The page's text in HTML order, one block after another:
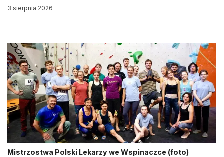
3 sierpnia 2026
Mistrzostwa Polski Lekarzy we Wspinaczce (foto)